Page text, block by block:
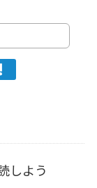
しよう